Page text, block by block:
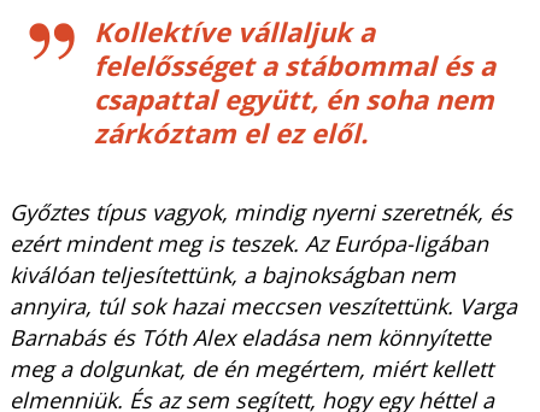
Kollektíve vállaljuk a
felelősséget a stábommal és a
csapattal együtt, én soha nem
zárkóztam el ez elől.
Győztes típus vagyok, mindig nyerni szeretnék, és
ezért mindent meg is teszek. Az Európa-ligában
kiválóan teljesítettünk, a bajnokságban nem
annyira, túl sok hazai meccsen veszítettünk. Varga
Barnabás és Tóth Alex eladása nem könnyítette
meg a dolgunkat, de én megértem, miért kellett
elmenniük. És az sem segített, hogy egy héttel a